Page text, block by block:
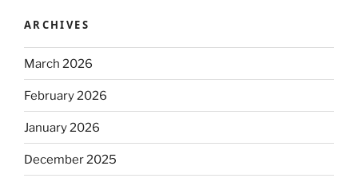
ARCHIVES
March 2026
February 2026
January 2026
December 2025